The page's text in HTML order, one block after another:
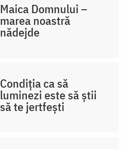
Maica Domnului –
marea noastră
nădejde
Condiția ca să
luminezi este să știi
să te jertfești